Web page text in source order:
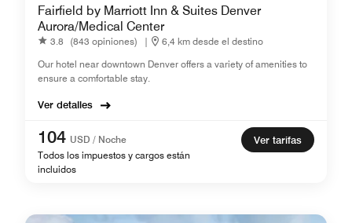
Fairfield by Marriott Inn & Suites Denver
Aurora/Medical Center
3.8 (843 opiniones) |
6,4 km desde el destino
Our hotel near downtown Denver offers a variety of amenities to
ensure a comfortable stay.
Ver detalles
104 USD / Noche
Todos los impuestos y cargos están
incluidos
Ver tarifas